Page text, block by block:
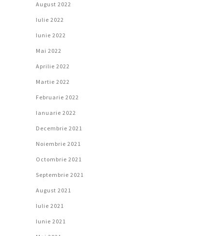
August 2022
Iulie 2022
Iunie 2022
Mai 2022
Aprilie 2022
Martie 2022
Februarie 2022
Ianuarie 2022
Decembrie 2021
Noiembrie 2021
Octombrie 2021
Septembrie 2021
August 2021
Iulie 2021
Iunie 2021